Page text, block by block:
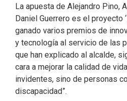
La apuesta de Alejandro Pino,
Daniel Guerrero es el proyecto
ganado varios premios de
y tecnología al servicio de las
que han explicado al alcalde,
cara a mejorar la calidad de
invidentes, sino de personas
discapacidad”.